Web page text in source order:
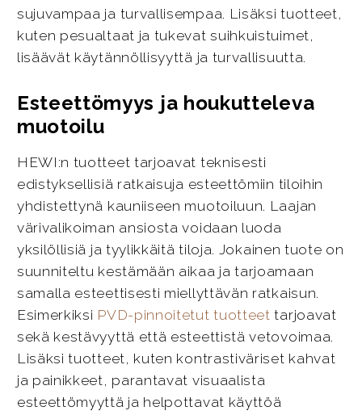
sujuvampaa ja turvallisempaa. Lisäksi tuotteet,
kuten pesualtaat ja tukevat suihkuistuimet,
lisäävät käytännöllisyyttä ja turvallisuutta.
Esteettömyys ja houkutteleva
muotoilu
HEWI:n tuotteet tarjoavat teknisesti
edistyksellisiä ratkaisuja esteettömiin tiloihin
yhdistettynä kauniiseen muotoiluun. Laajan
värivalikoiman ansiosta voidaan luoda
yksilöllisiä ja tyylikkäitä tiloja. Jokainen tuote on
suunniteltu kestämään aikaa ja tarjoamaan
samalla esteettisesti miellyttävän ratkaisun.
Esimerkiksi PVD-pinnoitetut tuotteet tarjoavat
sekä kestävyyttä että esteettistä vetovoimaa.
Lisäksi tuotteet, kuten kontrastiväriset kahvat
ja painikkeet, parantavat visuaalista
esteettömyyttä ja helpottavat käyttöä